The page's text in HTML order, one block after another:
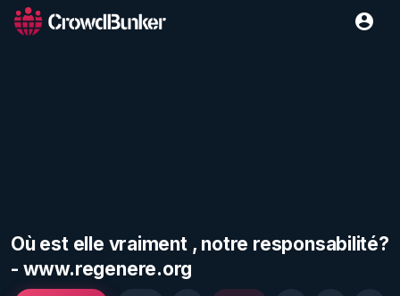
Où est elle vraiment , notre responsabilité?
- www.regenere.org